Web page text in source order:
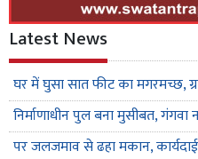
Latest News
घर में घुसा सात फीट का मगरमच्छ,
निर्माणाधीन पुल बना मुसीबत,
पर जलजमाव से ढहा मकान,